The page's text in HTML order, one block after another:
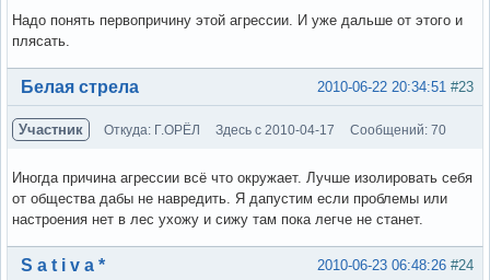
Надо понять первопричину этой агрессии. И уже дальше от этого и
плясать.
Вне форума #23
2010-06-22 20:34:51
Белая стрела
Участник Откуда: Г.ОРЁЛ Здесь с 2010-04-17 Сообщений: 70
Иногда причина агрессии всё что окружает. Лучше изолировать себя
от общества дабы не навредить. Я дапустим если проблемы или
настроения нет в лес ухожу и сижу там пока легче не станет.
Вне форума #24
2010-06-23 06:48:26
S a t i v a *